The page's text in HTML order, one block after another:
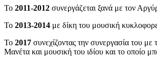
Το 2011-2012 συνεργάζεται ξανά με τον
Το 2013-2014 με δίκη του μουσική
Το 2017 συνεχίζοντας την συνεργασία του
Μανέτα και μουσική του ιδίου και το οποίο